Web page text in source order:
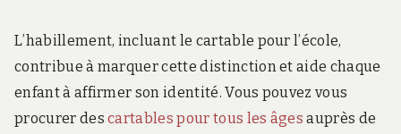
L’habillement, incluant le cartable pour l’école,
contribue à marquer cette distinction et aide chaque
enfant à affirmer son identité. Vous pouvez vous
procurer descartables pour tous les âges auprès de